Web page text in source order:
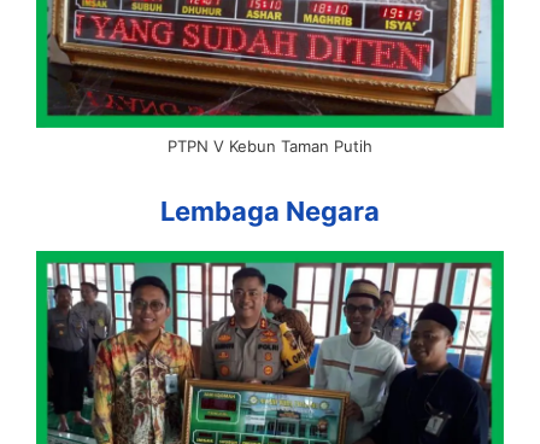
PTPN V Kebun Taman Putih
Lembaga Negara